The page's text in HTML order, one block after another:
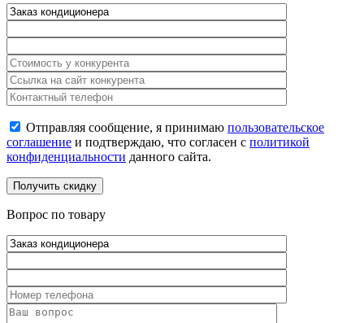
Отправляя сообщение, я принимаю пользовательское
соглашение и подтверждаю, что согласен с политикой
конфиденциальности данного сайта.
Вопрос по товару